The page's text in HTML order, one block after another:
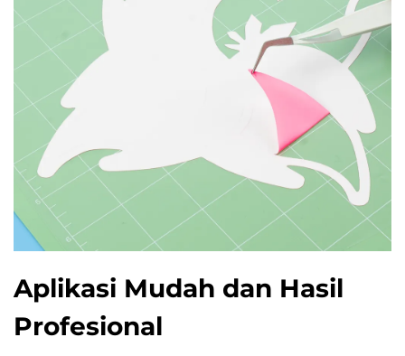
Aplikasi Mudah dan Hasil
Profesional